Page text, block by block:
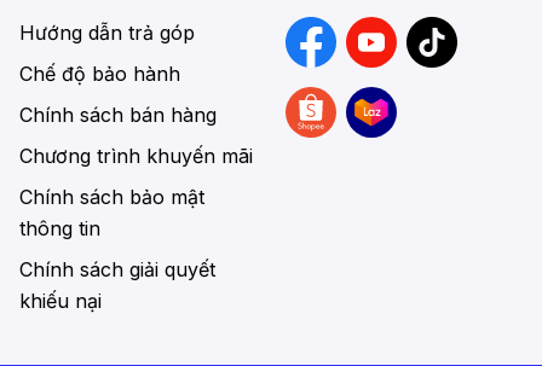
Hướng dẫn trả góp
Chế độ bảo hành
Chính sách bán hàng
Chương trình khuyến mãi
Chính sách bảo mật
thông tin
Chính sách giải quyết
khiếu nại